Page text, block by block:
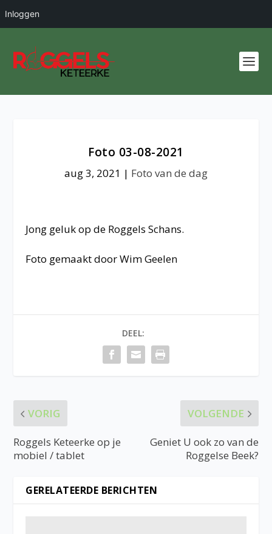
Inloggen
Foto 03-08-2021
aug 3, 2021 | Foto van de dag
Jong geluk op de Roggels Schans.
Foto gemaakt door Wim Geelen
DEEL:
VORIG
Roggels Keteerke op je
mobiel / tablet
VOLGENDE
Geniet U ook zo van de
Roggelse Beek?
GERELATEERDE BERICHTEN